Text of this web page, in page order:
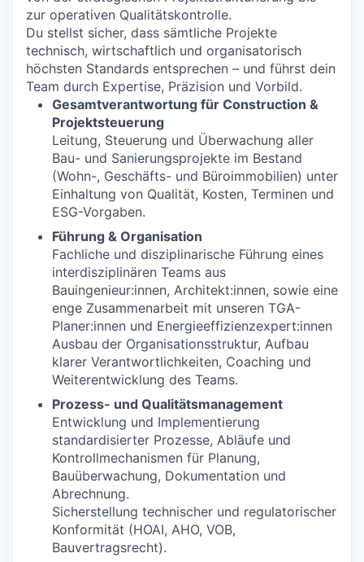
zur operativen Qualitätskontrolle.
Du stellst sicher, dass sämtliche Projekte
technisch, wirtschaftlich und organisatorisch
höchsten Standards entsprechen – und führst dein
Team durch Expertise, Präzision und Vorbild.
Gesamtverantwortung für Construction &
Projektsteuerung
Leitung, Steuerung und Überwachung aller
Bau- und Sanierungsprojekte im Bestand
(Wohn-, Geschäfts- und Büroimmobilien) unter
Einhaltung von Qualität, Kosten, Terminen und
ESG-Vorgaben.
Führung & Organisation
Fachliche und disziplinarische Führung eines
interdisziplinären Teams aus
Bauingenieur:innen, Architekt:innen, sowie eine
enge Zusammenarbeit mit unseren TGA-
Planer:innen und Energieeffizienzexpert:innen
Ausbau der Organisationsstruktur, Aufbau
klarer Verantwortlichkeiten, Coaching und
Weiterentwicklung des Teams.
Prozess- und Qualitätsmanagement
Entwicklung und Implementierung
standardisierter Prozesse, Abläufe und
Kontrollmechanismen für Planung,
Bauüberwachung, Dokumentation und
Abrechnung.
Sicherstellung technischer und regulatorischer
Konformität (HOAI, AHO, VOB,
Bauvertragsrecht).